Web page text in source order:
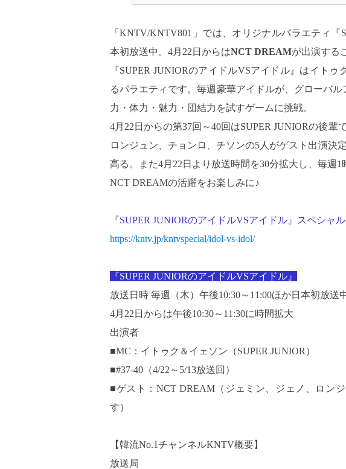
「KNTV/KNTV801」では、オリジナルバラエティ『
本初放送中。4月22日からはNCT DREAMが出演する
『SUPER JUNIORのアイドルVSアイドル』はイト
るバラエティです。毎週豪華アイドルが、グローバ
力・体力・魅力・団結力を試すゲームに挑戦。
4月22日からの第37回～40回はSUPER JUNIORの後輩
ロンジュン、チョンロ、チソンの5人がゲスト出演決
高る。また4月22日より放送時間を30分拡大し、毎週1
NCT DREAMの活躍をお楽しみに♪
『SUPER JUNIORのアイドルVSアイドル』スペシャ
https://kntv.jp/kntvspecial/idol-vs-idol/
『SUPER JUNIORのアイドルVSアイドル』
放送日時 毎週（木）午後10:30～11:00ほか日本初放送
4月22日からは午後10:30～11:30に時間拡大
出演者
■MC：イトゥク＆イェソン（SUPER JUNIOR）
■#37-40（4/22～5/13放送回）
■ゲスト：NCT DREAM（ジェミン、ジェノ、ロン
す）
【韓流No.1チャンネルKNTV概要】
放送局